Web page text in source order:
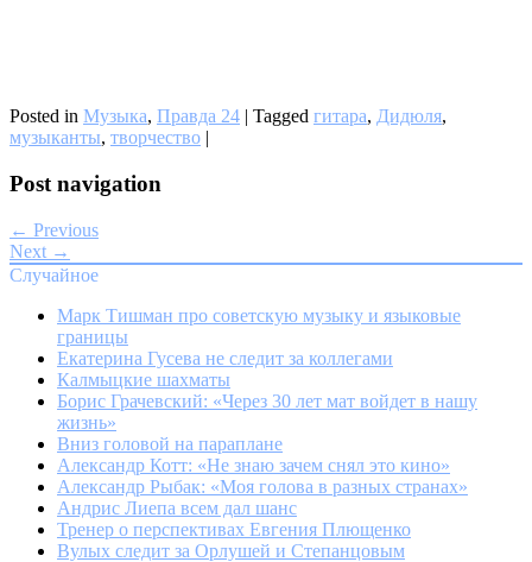
Posted in Музыка, Правда 24 | Tagged гитара, Дидюля,
музыканты, творчество |
Post navigation
← Previous
Next →
Случайное
Марк Тишман про советскую музыку и языковые
границы
Екатерина Гусева не следит за коллегами
Калмыцкие шахматы
Борис Грачевский: «Через 30 лет мат войдет в нашу
жизнь»
Вниз головой на параплане
Александр Котт: «Не знаю зачем снял это кино»
Александр Рыбак: «Моя голова в разных странах»
Андрис Лиепа всем дал шанс
Тренер о перспективах Евгения Плющенко
Вулых следит за Орлушей и Степанцовым